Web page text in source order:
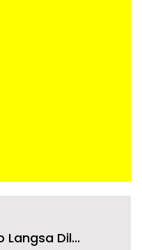
Langsa Dil...